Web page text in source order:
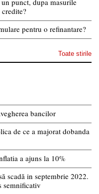
punct, dupa masurile
pentru o refinantare?
Toate stirile
bancilor
de ce a majorat dobanda
a ajuns la 10%
scadă in septembrie 2022.
semnificativ